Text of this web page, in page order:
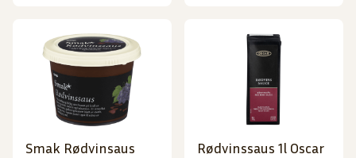
Smak Rødvinsaus
Rødvinssaus 1l Oscar